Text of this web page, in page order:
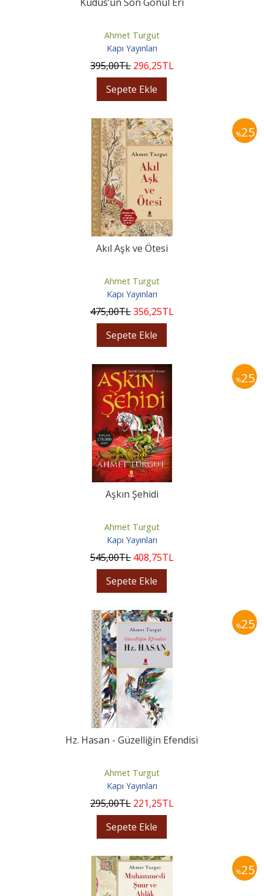
Ahmet Turgut
Kapı Yayınları
395,00TL 296,25TL
Sepete Ekle
%25
Akıl Aşk ve Ötesi
Ahmet Turgut
Kapı Yayınları
475,00TL356,25TL
Sepete Ekle
%25
Aşkın Şehidi
Ahmet Turgut
Kapı Yayınları
545,00TL 408,75TL
Sepete Ekle
%25
Hz. Hasan - Güzelliğin Efendisi
Ahmet Turgut
Kapı Yayınları
295,00TL 221,25TL
Sepete Ekle
%25